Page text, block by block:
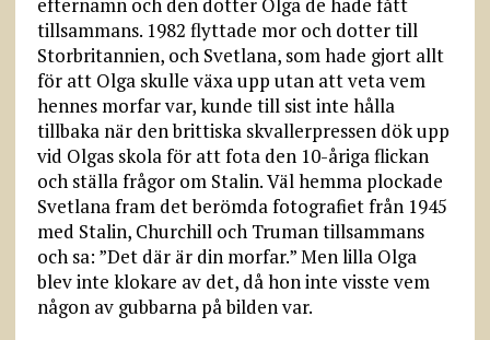
tillsammans. 1982 flyttade mor och dotter till
Storbritannien, och Svetlana, som hade gjort allt
för att Olga skulle växa upp utan att veta vem
hennes morfar var, kunde till sist inte hålla
tillbaka när den brittiska skvallerpressen dök upp
vid Olgas skola för att fota den 10-åriga flickan
och ställa frågor om Stalin. Väl hemma plockade
Svetlana fram det berömda fotografiet från 1945
med Stalin, Churchill och Truman tillsammans
och sa: ”Det där är din morfar.” Men lilla Olga
blev inte klokare av det, då hon inte visste vem
någon av gubbarna på bilden var.